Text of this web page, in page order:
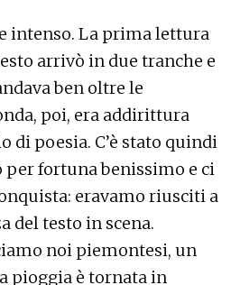
intenso. La prima lettura
arrivò in due tranche e
ben oltre le
poi, era addirittura
di poesia. C’è stato quindi
per fortuna benissimo e ci
eravamo riusciti a
del testo in scena.
noi piemontesi, un
pioggia è tornata in